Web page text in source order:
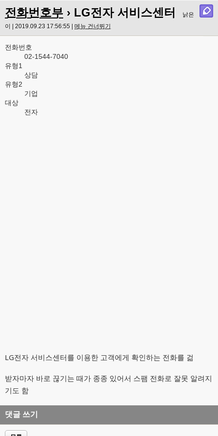
전화번호부 › LG전자 서비스센터
낡은
이 | 2019.09.23 17:56:55 | 메뉴 건너뛰기
전화번호
02-1544-7040
유형1
상담
유형2
기업
대상
전자
LG전자 서비스센터를 이용한 고객에게 확인하는 전화를 걺
받자마자 바로 끊기는 때가 종종 있어서 스팸 전화로 잘못 알려지
기도 함
댓글 쓰기